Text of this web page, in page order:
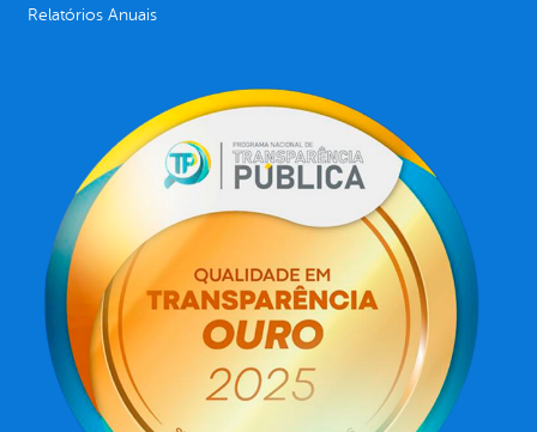
Relatórios Anuais